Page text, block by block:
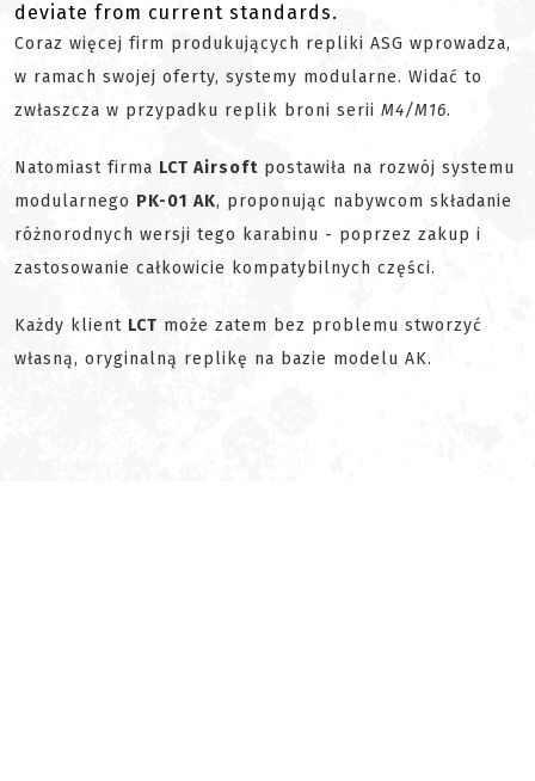
deviate from current standards.
Coraz więcej firm produkujących repliki ASG wprowadza,
w ramach swojej oferty, systemy modularne. Widać to
zwłaszcza w przypadku replik broni serii M4/M16.
Natomiast firma LCT Airsoft postawiła na rozwój systemu
modularnego PK-01 AK, proponując nabywcom składanie
różnorodnych wersji tego karabinu - poprzez zakup i
zastosowanie całkowicie kompatybilnych części.
Każdy klient LCT może zatem bez problemu stworzyć
własną, oryginalną replikę na bazie modelu AK.